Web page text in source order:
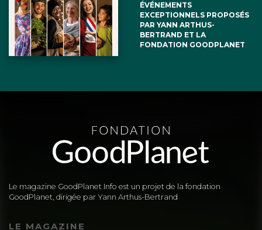
ÉVÉNEMENTS
EXCEPTIONNELS PROPOSÉS
PAR YANN ARTHUS-
BERTRAND ET LA
FONDATION GOODPLANET
Le magazine GoodPlanet Info est un projet de la fondation
GoodPlanet, dirigée par Yann Arthus-Bertrand
LE MAGAZINE